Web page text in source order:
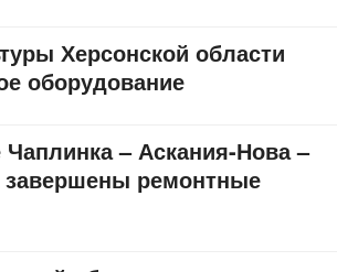
Херсонской области
оборудование
Чаплинка – Аскания-Нова –
завершены ремонтные